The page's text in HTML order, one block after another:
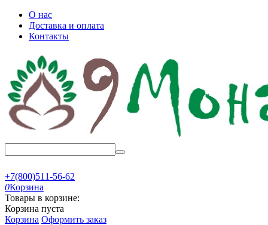
О нас
Доставка и оплата
Контакты
+7(800)511-56-62
0Корзина
Товары в корзине:
Корзина пуста
Корзина Оформить заказ